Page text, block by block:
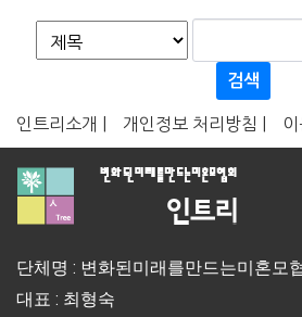
인트리소개 | 개인정보 처리방침 |
단체명 : 변화된미래를만드는미혼모
대표 : 최형숙